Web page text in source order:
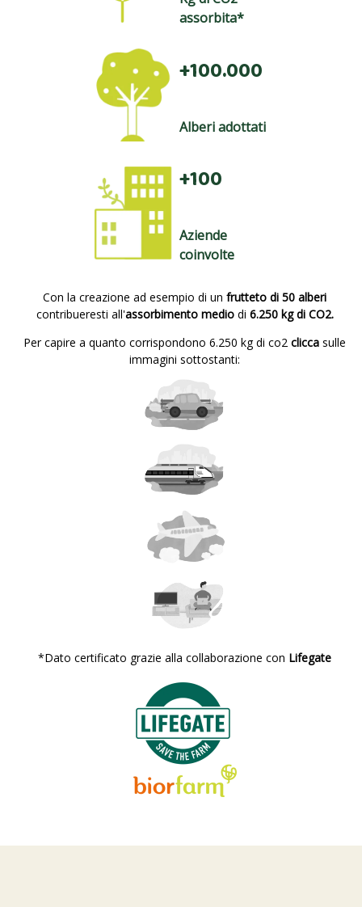
assorbita*
+100.000
Alberi adottati
+100
Aziende
coinvolte
Con la creazione ad esempio di un frutteto di 50 alberi
contribueresti all'assorbimento medio di 6.250 kg di CO2.
Per capire a quanto corrispondono 6.250 kg di co2 clicca sulle
immagini sottostanti:
*Dato certificato grazie alla collaborazione con Lifegate